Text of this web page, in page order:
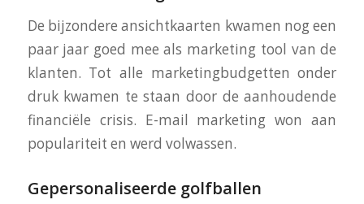
De bijzondere ansichtkaarten kwamen nog een
paar jaar goed mee als marketing tool van de
klanten. Tot alle marketingbudgetten onder
druk kwamen te staan door de aanhoudende
financiële crisis. E-mail marketing won aan
populariteit en werd volwassen.
Gepersonaliseerde golfballen